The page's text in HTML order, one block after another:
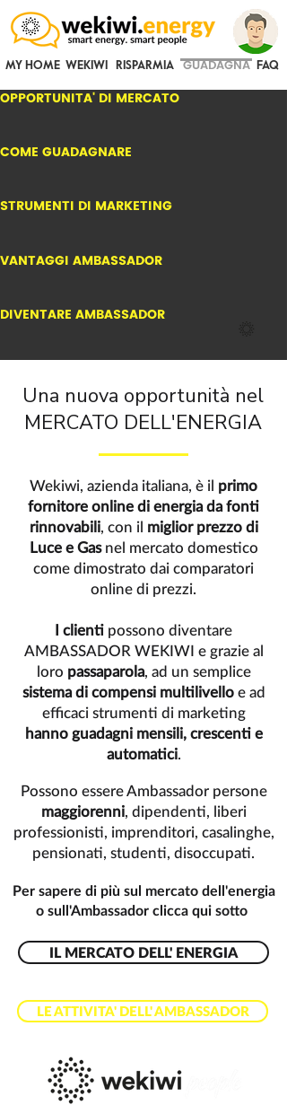
MY HOME WEKIWI RISPARMIA GUADAGNA FAQ
OPPORTUNITA' DI MERCATO
COME GUADAGNARE
STRUMENTI DI MARKETING
VANTAGGI AMBASSADOR
DIVENTARE AMBASSADOR
Una nuova opportunità nel
MERCATO DELL'ENERGIA
Wekiwi, azienda italiana, è il primo
fornitore online di energia da fonti
rinnovabili, con il miglior prezzo di
Luce e Gasnel mercato domestico
come dimostrato dai comparatori
online di prezzi.
I clienti possono diventare
AMBASSADOR WEKIWI e grazie al
loro passaparola, ad un semplice
sistema di compensi multilivelloe ad
efficaci strumenti di marketing
hanno guadagni mensili, crescenti e
automatici.
Possono essere Ambassador persone
maggiorenni, dipendenti, liberi
professionisti, imprenditori, casalinghe,
pensionati, studenti, disoccupati.
Per sapere di più sul mercato dell'energia
o sull'Ambassador clicca qui sotto
IL MERCATO DELL' ENERGIA
LE ATTIVITA' DELL' AMBASSADOR